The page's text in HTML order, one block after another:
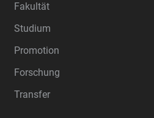
Fakultät
Studium
Promotion
Forschung
Transfer